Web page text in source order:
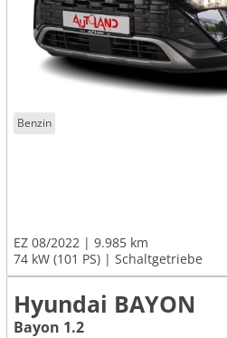
Benzin
EZ 08/2022
9.985 km
74 kW (101 PS)
Schaltgetriebe
Hyundai BAYON
Bayon 1.2